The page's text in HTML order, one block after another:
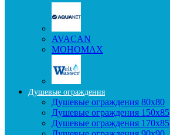
AVACAN
МОНОМАХ
Душевые ограждения
Душевые ограждения 80x80
Душевые ограждения 150x85
Душевые ограждения 170x85